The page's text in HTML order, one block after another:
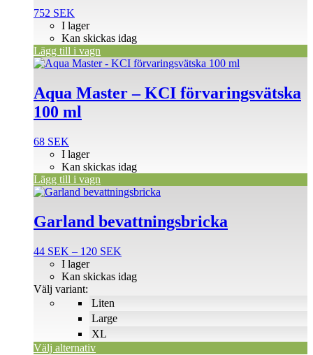
752 SEK
I lager
Kan skickas idag
Lägg till i vagn
Aqua Master – KCI förvaringsvätska
100 ml
68 SEK
I lager
Kan skickas idag
Lägg till i vagn
Garland bevattningsbricka
44 SEK – 120 SEK
till
Liten
Large
XL
I lager
Kan skickas idag
Välj variant:
Välj alternativ
Den
produkten
har
varianter.
olika
alternativen
produktsidan